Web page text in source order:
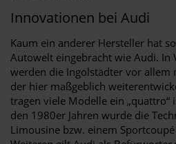
Innovationen bei Audi
Kaum ein anderer Hersteller hat
Autowelt eingebracht wie Audi. In
werden die Ingolstädter vor allem
der hier maßgeblich
tragen viele Modelle ein „quattro“
den 1980er Jahren wurde die
Limousine bzw. einem